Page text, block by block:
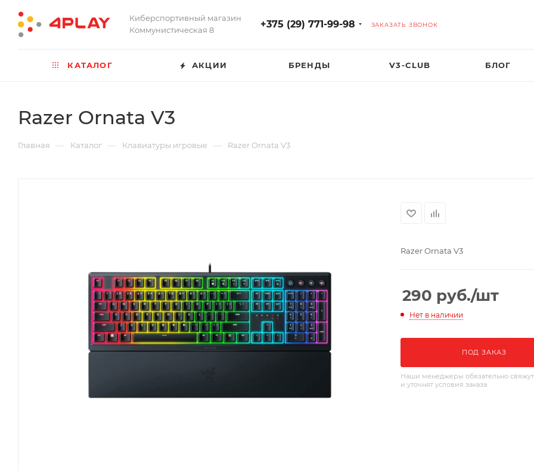
Киберспортивный магазин
Коммунистическая 8
+375 (29) 771-99-98 ЗАКАЗАТЬ ЗВОНОК
КАТАЛОГ АКЦИИ БРЕНДЫ V3-CLUB БЛОГ
Razer Ornata V3
Главная — Каталог — Клавиатуры игровые — Razer Ornata V3
Razer Ornata V3
290 руб./шт
Нет в наличии
ПОД ЗАКАЗ
Наши менеджеры обязательно
и уточнят условия заказа